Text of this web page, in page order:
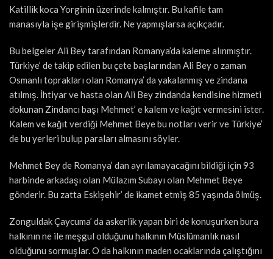
Katillik koca Yorginin üzerinde kalmıştır. Bu kafile tam
manasıyla işe girişmişlerdir. Ne yapmışlarsa açıkçadır.
Bu belgeler Ali Bey tarafından Romanya’da kaleme alınmıştır.
Türkiye’ de takip edilen bu çete başlarından Ali Bey o zaman
Osmanlı toprakları olan Romanya’ da yakalanmış ve zindana
atılmış. İhtiyar ve hasta olan Ali Bey zindanda kendisine hizmeti
dokunan Zindancı başı Mehmet’ e kalem ve kağıt vermesini ister.
Kalem ve kağıt verdiği Mehmet Beye bu notları verir ve Türkiye’
de bu yerleri bulup paraları almasını söyler.
Mehmet Bey de Romanya’ dan ayrılamayacağını bildiği için 93
harbinde arkadaşı olan Mülazım Subayı olan Mehmet Beye
gönderir. Bu zatta Eskişehir’ de ikamet etmiş 85 yaşında ölmüş.
Zonguldak Çaycuma’ da askerlik yapan biri de konuşurken bura
halkının ne ile meşgul olduğunu halkının Müslümanlık nasıl
olduğunu sormuşlar. O da halkının maden ocaklarında çalıştığını